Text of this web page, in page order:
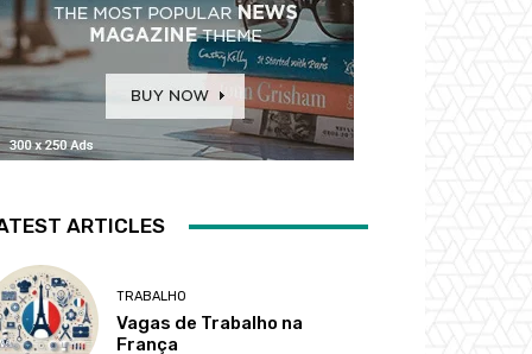
ARTICLES
TRABALHO
Vagas de Trabalho na
França